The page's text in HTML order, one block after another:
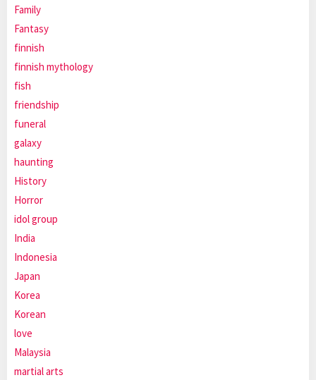
Family
Fantasy
finnish
finnish mythology
fish
friendship
funeral
galaxy
haunting
History
Horror
idol group
India
Indonesia
Japan
Korea
Korean
love
Malaysia
martial arts